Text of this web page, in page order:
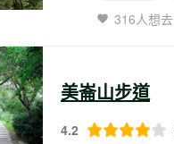
316人想去
美崙山步道
4.2